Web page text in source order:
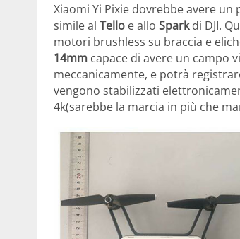
Xiaomi Yi Pixie dovrebbe avere
simile al Tello e allo Sparkdi DJI.
motori brushless su braccia e
14mm capace di avere un campo
meccanicamente, e potrà
vengono stabilizzati
4k(sarebbe la marcia in più che